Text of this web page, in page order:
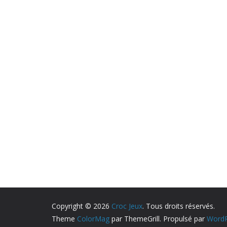
Copyright © 2026 Croc Jeux. Tous droits réservés.
Theme ColorMag par ThemeGrill. Propulsé par